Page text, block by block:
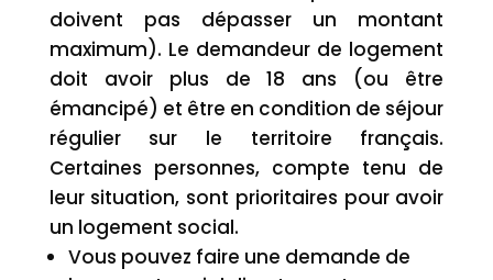
doivent pas dépasser un montant
maximum). Le demandeur de logement
doit avoir plus de 18 ans (ou être
émancipé) et être en condition de séjour
régulier sur le territoire français.
Certaines personnes, compte tenu de
leur situation, sont prioritaires pour avoir
un logement social.
Vous pouvez faire une demande de